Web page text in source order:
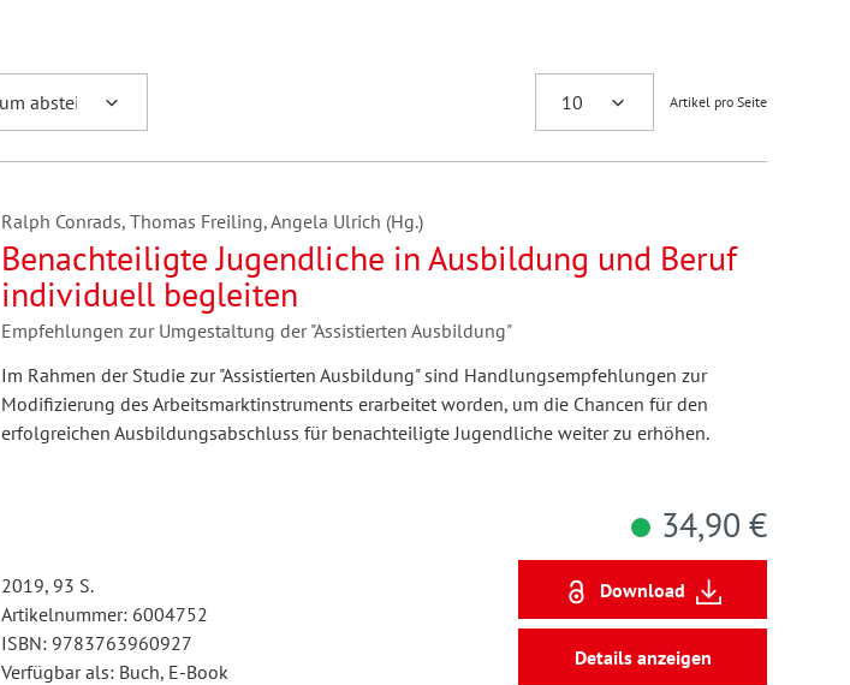
Artikel pro Seite
Ralph Conrads, Thomas Freiling, Angela Ulrich (Hg.)
Benachteiligte Jugendliche in Ausbildung und Beruf
individuell begleiten
Empfehlungen zur Umgestaltung der "Assistierten Ausbildung"
Im Rahmen der Studie zur "Assistierten Ausbildung" sind Handlungsempfehlungen zur
Modifizierung des Arbeitsmarktinstruments erarbeitet worden, um die Chancen für den
erfolgreichen Ausbildungsabschluss für benachteiligte Jugendliche weiter zu erhöhen.
2019, 93 S.
Artikelnummer: 6004752
ISBN: 9783763960927
Verfügbar als: Buch, E-Book
34,90 €
Download
Details anzeigen